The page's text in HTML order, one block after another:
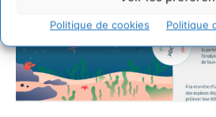
Politique de cookies Politique